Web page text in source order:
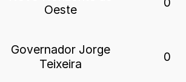
Oeste
Governador Jorge
Teixeira
0